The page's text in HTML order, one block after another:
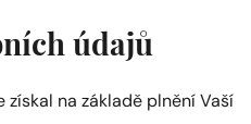
údajů
na základě plnění Vaší